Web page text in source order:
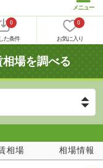
0
た条件
0
お気に入り
場を調べる
相場 相場情報